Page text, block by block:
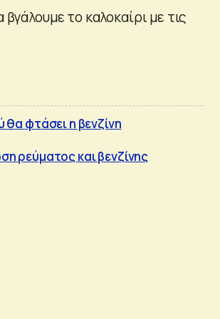
το καλοκαίρι με τις
φτάσει η βενζίνη
ρεύματος και βενζίνης